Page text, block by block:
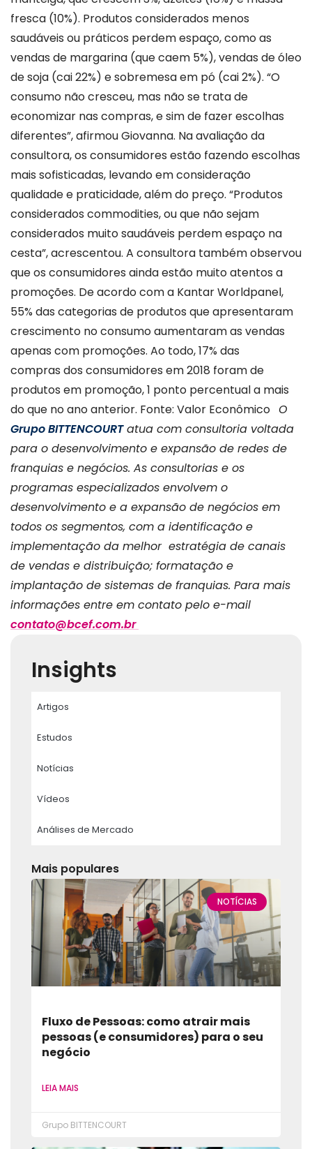
fresca (10%). Produtos considerados menos
saudáveis ou práticos perdem espaço, como as
vendas de margarina (que caem 5%), vendas de óleo
de soja (cai 22%) e sobremesa em pó (cai 2%). “O
consumo não cresceu, mas não se trata de
economizar nas compras, e sim de fazer escolhas
diferentes”, afirmou Giovanna. Na avaliação da
consultora, os consumidores estão fazendo escolhas
mais sofisticadas, levando em consideração
qualidade e praticidade, além do preço. “Produtos
considerados commodities, ou que não sejam
considerados muito saudáveis perdem espaço na
cesta”, acrescentou. A consultora também observou
que os consumidores ainda estão muito atentos a
promoções. De acordo com a Kantar Worldpanel,
55% das categorias de produtos que apresentaram
crescimento no consumo aumentaram as vendas
apenas com promoções. Ao todo, 17% das
compras dos consumidores em 2018 foram de
produtos em promoção, 1 ponto percentual a mais
do que no ano anterior. Fonte: Valor Econômico O
Grupo BITTENCOURTatua com consultoria voltada
para o desenvolvimento e expansão de redes de
franquias e negócios. As consultorias e os
programas especializados envolvem o
desenvolvimento e a expansão de negócios em
todos os segmentos, com a identificação e
implementação da melhor estratégia de canais
de vendas e distribuição; formatação e
implantação de sistemas de franquias. Para mais
informações entre em contato pelo e-mail
contato@bcef.com.br
Insights
Artigos
Estudos
Notícias
Vídeos
Análises de Mercado
Mais populares
NOTÍCIAS
Fluxo de Pessoas: como atrair mais
pessoas (e consumidores) para o seu
negócio
LEIA MAIS
Grupo BITTENCOURT